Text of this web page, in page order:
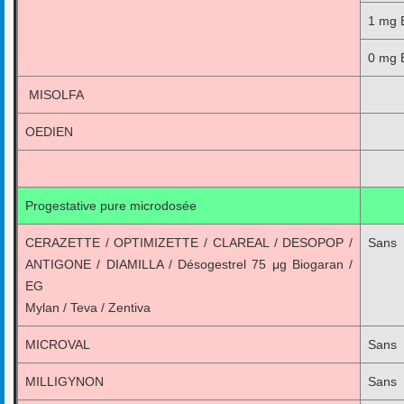
1 mg
0 mg
MISOLFA
OEDIEN
Progestative pure microdosée
CERAZETTE / OPTIMIZETTE / CLAREAL / DESOPOP /
ANTIGONE / DIAMILLA / Désogestrel 75 μg Biogaran /
EG
Mylan / Teva / Zentiva
Sans
MICROVAL Sans
MILLIGYNON Sans